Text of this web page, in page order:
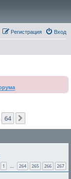
Вход
Регистрация
64
1 … 264 265 266 267